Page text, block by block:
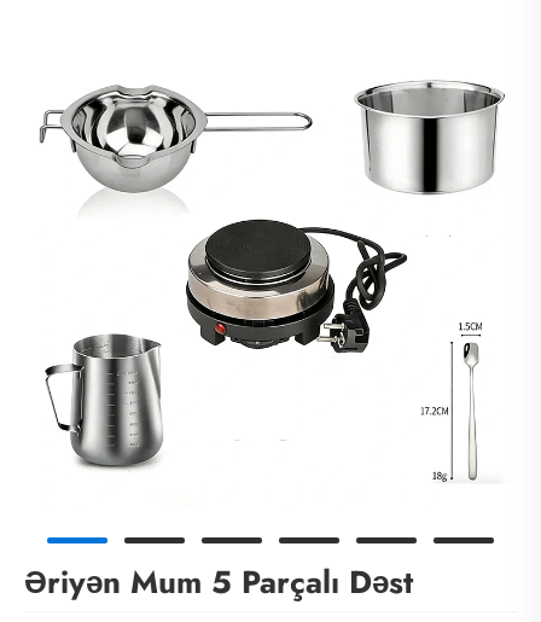
Əriyən Mum 5 Parçalı Dəst